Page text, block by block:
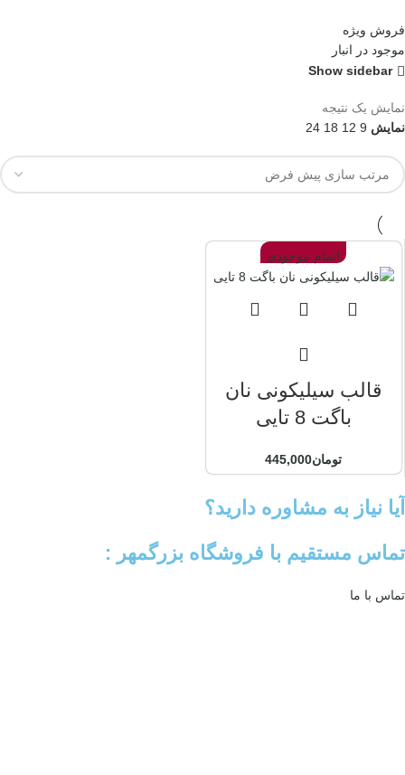
فروش ویژه
موجود در انبار
Show sidebar
نمایش یک نتیجه
نمایش 9
12
18
24
اتمام موجودی
قالب سیلیکونی نان
باگت 8 تایی
تومان445,000
آیا نیاز به مشاوره دارید؟
تماس مستقیم با فروشگاه بزرگمهر :
تماس با ما